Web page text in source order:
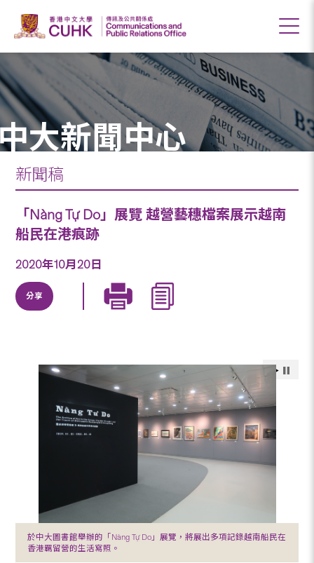
大新聞中心
新聞稿
「Nàng Tự Do」展覽 越營藝穗檔案展示越南
船民在港痕跡
2020年10月20日
分享
於中大圖書館舉辦的「Nàng Tự Do」展覽，將展出多項記錄越南船民在
香港羈留營的生活寫照。